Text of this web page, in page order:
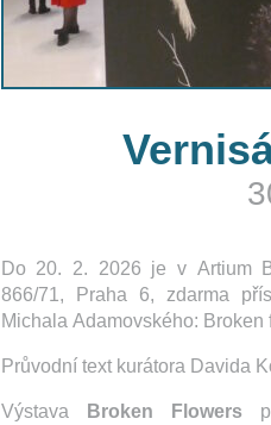
Do 20. 2. 2026 je v Artium
866/71, Praha 6, zdarma
Michala Adamovského: Broken
Průvodní text kurátora Davida
Výstava Broken Flowers